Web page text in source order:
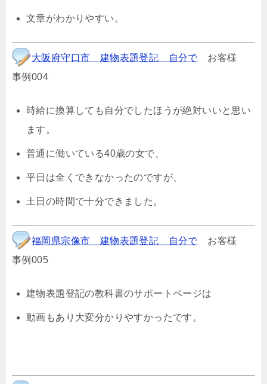
文章がわかりやすい。
大阪府守口市 建物表題登記 自分でお客様
事例004
時給に換算しても自分でしたほうが絶対いいと思い
ます。
普通に働いている40歳の女で、
平日は全くできなかったのですが、
土日の時間で十分できました。
福岡県宗像市 建物表題登記 自分でお客様
事例005
建物表題登記の教科書のサポートページは
動画もあり大変分かりやすかったです。